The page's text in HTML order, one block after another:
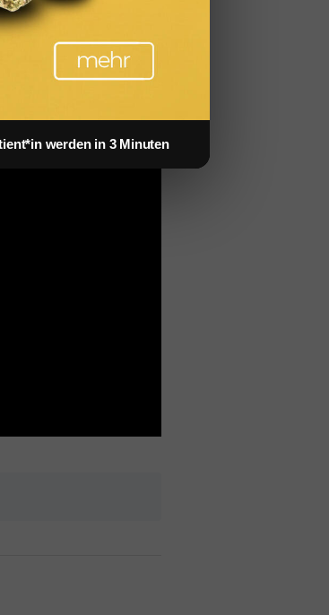
werden in 3 Minuten